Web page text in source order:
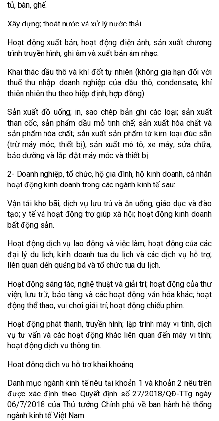
tủ, bàn, ghế.
Xây dựng; thoát nước và xử lý nước thải.
Hoạt động xuất bản; hoạt động điện ảnh, sản xuất chương
trình truyền hình, ghi âm và xuất bản âm nhạc.
Khai thác dầu thô và khí đốt tự nhiên (không gia hạn đối với
thuế thu nhập doanh nghiệp của dầu thô, condensate, khí
thiên nhiên thu theo hiệp định, hợp đồng).
Sản xuất đồ uống; in, sao chép bản ghi các loại; sản xuất
than cốc, sản phẩm dầu mỏ tinh chế; sản xuất hóa chất và
sản phẩm hóa chất; sản xuất sản phẩm từ kim loại đúc sẵn
(trừ máy móc, thiết bị); sản xuất mô tô, xe máy; sửa chữa,
bảo dưỡng và lắp đặt máy móc và thiết bị.
2- Doanh nghiệp, tổ chức, hộ gia đình, hộ kinh doanh, cá nhân
hoạt động kinh doanh trong các ngành kinh tế sau:
Vận tải kho bãi; dịch vụ lưu trú và ăn uống; giáo dục và đào
tạo; y tế và hoạt động trợ giúp xã hội; hoạt động kinh doanh
bất động sản.
Hoạt động dịch vụ lao động và việc làm; hoạt động của các
đại lý du lịch, kinh doanh tua du lịch và các dịch vụ hỗ trợ,
liên quan đến quảng bá và tổ chức tua du lịch.
Hoạt động sáng tác, nghệ thuật và giải trí; hoạt động của thư
viện, lưu trữ, bảo tàng và các hoạt động văn hóa khác; hoạt
động thể thao, vui chơi giải trí; hoạt động chiếu phim.
Hoạt động phát thanh, truyền hình; lập trình máy vi tính, dịch
vụ tư vấn và các hoạt động khác liên quan đến máy vi tính;
hoạt động dịch vụ thông tin.
Hoạt động dịch vụ hỗ trợ khai khoáng.
Danh mục ngành kinh tế nêu tại khoản 1 và khoản 2 nêu trên
được xác định theo Quyết định số 27/2018/QĐ-TTg ngày
06/7/2018 của Thủ tướng Chính phủ về ban hành hệ thống
ngành kinh tế Việt Nam.